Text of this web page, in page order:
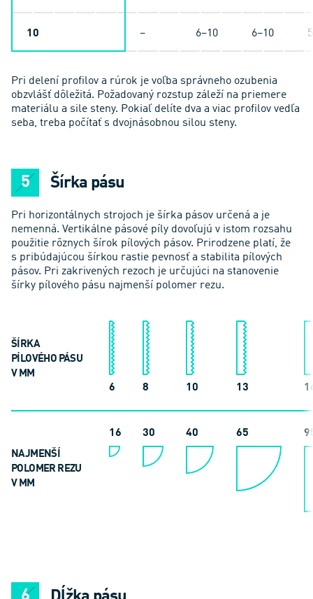
10 – 6–10 6–10
Pri delení profilov a rúrok je voľba správneho ozubenia
obzvlášť dôležitá. Požadovaný rozstup záleží na priemere
materiálu a sile steny. Pokiaľ delíte dva a viac profilov vedľa
seba, treba počítať s dvojnásobnou silou steny.
Šírka pásu
Pri horizontálnych strojoch je šírka pásov určená a je
nemenná. Vertikálne pásové píly dovoľujú v istom rozsahu
použitie rôznych šírok pílových pásov. Prirodzene platí, že
s pribúdajúcou šírkou rastie pevnosť a stabilita pílových
pásov. Pri zakrivených rezoch je určujúci na stanovenie
šírky pílového pásu najmenší polomer rezu.
ŠÍRKA
PÍLOVÉHO PÁSU
V MM
6 8 10 13
NAJMENŠÍ
POLOMER REZU
V MM
16 30 40 65